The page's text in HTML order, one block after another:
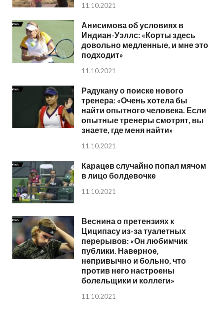
11.10.2021
Анисимова об условиях в
Индиан-Уэллс: «Корты здесь
довольно медленные, и мне это
подходит»
11.10.2021
Радукану о поиске нового
тренера: «Очень хотела бы
найти опытного человека. Если
опытные тренеры смотрят, вы
знаете, где меня найти»
11.10.2021
Карацев случайно попал мячом
в лицо болдевочке
11.10.2021
Веснина о претензиях к
Циципасу из-за туалетных
перерывов: «Он любимчик
публики. Наверное,
непривычно и больно, что
против него настроены
болельщики и коллеги»
11.10.2021